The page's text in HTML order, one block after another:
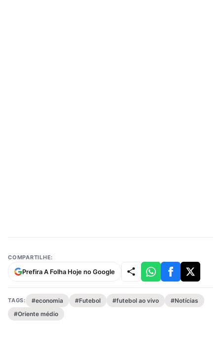
COMPARTILHE:
Prefira A Folha Hoje no Google
TAGS: #economia #Futebol #futebol ao vivo
#Notícias
#Oriente médio